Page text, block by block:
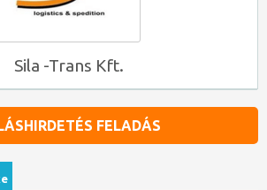
Sila -Trans Kft.
FELADÁS